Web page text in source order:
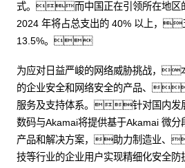
式。而中国正在引领所在地
2024 年将占总支出的 40% 以上，
13.5%。
为应对日益严峻的网络威胁挑战，
的企业安全和网络安全的产品、
服务及支持体系。针对国内发
数码与Akamai将提供基于Akamai 微分
产品和解决方案，助力制造业、
技等行业的企业用户实现精细化安全